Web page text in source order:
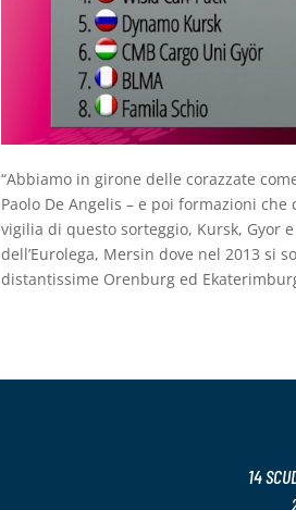
“Abbiamo in girone delle corazzate
Paolo De Angelis – e poi formazioni
vigilia di questo sorteggio, Kursk, Gyor
dell’Eurolega, Mersin dove nel 2013 si
distantissime Orenburg ed
14